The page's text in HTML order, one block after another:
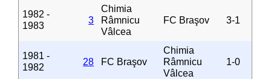
1982 -
1983
3
Chimia
Râmnicu
Vâlcea
FC Braşov 3-1
1981 -
1982
28 FC Braşov
Chimia
Râmnicu
Vâlcea
1-0